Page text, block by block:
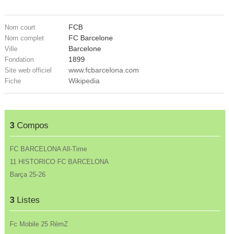
Nom court FCB
Nom complet FC Barcelone
Ville Barcelone
Fondation 1899
Site web officiel www.fcbarcelona.com
Fiche Wikipedia
3Compos
FC BARCELONA All-Time
11 HISTORICO FC BARCELONA
Barça 25-26
3Listes
Fc Mobile 25 RèmZ